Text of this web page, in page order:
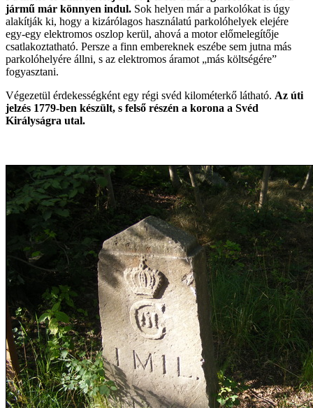
jármű már könnyen indul. Sok helyen már a parkolókat is úgy
alakítják ki, hogy a kizárólagos használatú parkolóhelyek elejére
egy-egy elektromos oszlop kerül, ahová a motor előmelegítője
csatlakoztatható. Persze a finn embereknek eszébe sem jutna más
parkolóhelyére állni, s az elektromos áramot „más költségére”
fogyasztani.
Végezetül érdekességként egy régi svéd kilométerkő látható. Az úti
jelzés 1779-ben készült, s felső részén a korona a Svéd
Királyságra utal.